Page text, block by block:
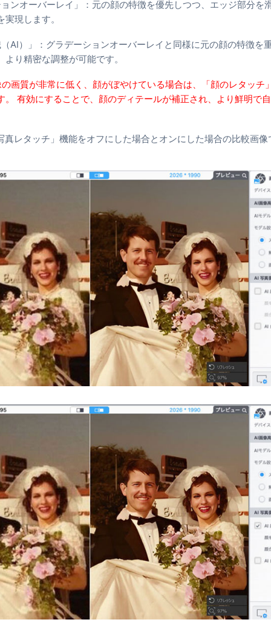
ンオーバーレイ」：元の顔の特徴を優先しつつ、エッジ部分を
現します。
AI）」：グラデーションオーバーレイと同様に元の顔の特徴を
り精密な調整が可能です。
画質が非常に低く、顔がぼやけている場合は、「顔のレタッチ
。 有効にすることで、顔のディテールが補正され、より鮮明で
真レタッチ」機能をオフにした場合とオンにした場合の比較画像